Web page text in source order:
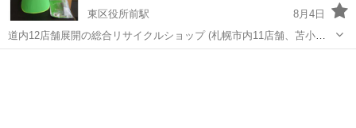
東区役所前駅
8月4日
道内12店舗展開の総合リサイクルショップ (札幌市内11店舗、苫小牧1
店舗) アウトレットモノハウス北20条店です。 ☆バウンズシェイプ グ